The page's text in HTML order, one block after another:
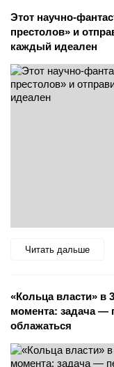
Этот научно-
престолов» и
каждый идеален
Читать дальше
«Кольца власти» в
момента: задача —
облажаться